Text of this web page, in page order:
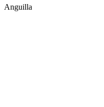
Anguilla